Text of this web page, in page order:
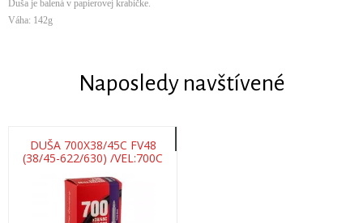
Duša je balená v papierovej krabičke.
Váha: 142g
Naposledy navštívené
DUŠA 700X38/45C FV48
(38/45-622/630) /VEL:700C